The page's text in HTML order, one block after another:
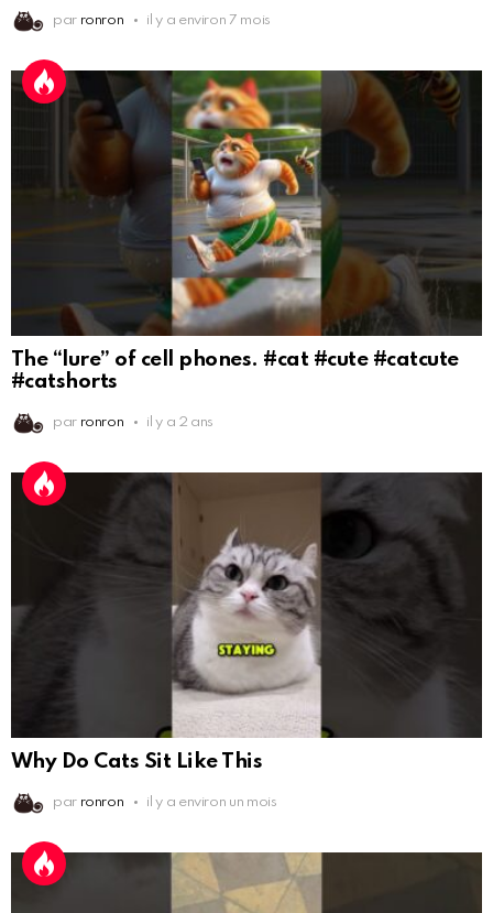
par ronron il y a environ 7 mois
The “lure” of cell phones. #cat #cute #catcute
#catshorts
par ronron il y a 2 ans
Why Do Cats Sit Like This
par ronron il y a environ un mois